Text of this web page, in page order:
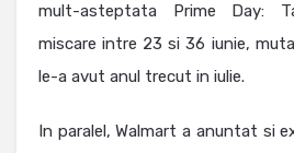
mult-asteptata Prime Day:
miscare intre 23 si 36 iunie,
le-a avut anul trecut in iulie.
In paralel, Walmart a anuntat si